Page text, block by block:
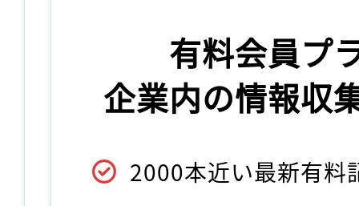
有料会員プ
企業内の情報収
2000本近い最新有料